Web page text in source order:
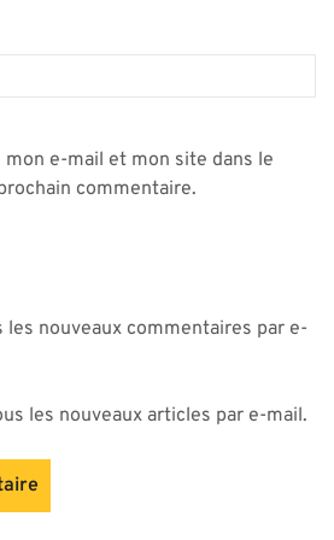
e-mail et mon site dans le
commentaire.
nouveaux commentaires par e-
les nouveaux articles par e-mail.